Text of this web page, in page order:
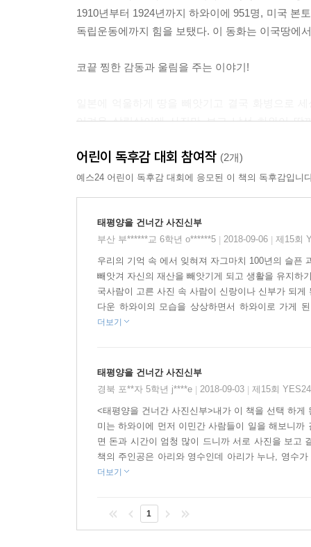
1910년부터 1924년까지 하와이에 951명, 미국 본
독립운동에까지 힘을 보탰다. 이 동화는 이국땅에
코끝 찡한 감동과 울림을 주는 이야기!
어려운 살림살이에 사진만 보고 낯선 하와이
사진신부로 떠나는 누나 얼굴 한 번 보겠다고 몰
힘들게 일해 모은 돈으로 독립 성금까지 내는 사
우리 아이들에게도 큰 울림을 줄 것이다.
우리 아이들에게 들려줘야 할 또 하나의 독립운동사
독립운동이라고 하면 안중근 의사의 하얼빈
손아귀에서 벗어나 독립을 쟁취할 수 있었던 데
사진신부를 통해 우리 아이들이 색다른 독립운동
풍성한 부록으로 실제 역사 공부까지!
이 책은 실제 역사 속에 존재했던 사진신부와 하
알아볼 수 있도록 했다. 부록에는 최초의 하와
어린이 독후감 대회 참여작 (2개)
예스24 어린이 독후감 대회에 응모된 이 책의 독후감입니
태평양을 건너간 사진신부
부산 부******교 6학년 o******5
2018-09-06 제15회
우리의 기억 속 에서 잊혀져 자그마치 100년의 슬픈
빼앗겨 자신의 재산을 빼앗기게 되고 생활을 유지하
국사람이 고른 사진 속 사람이 신랑이나 신부가 되
다운 하와이의 모습을 상상하면서 하와이로 가게
더보기
태평양을 건너간 사진신부
경북 포**자 5학년 j****e
2018-09-03 제15회
<태평양을 건너간 사진신부>내가 이 책을 선택 하
미는 하와이에 먼저 이민간 사람들이 일을 해보니
면 돈과 시간이 엄청 많이 드니까 서로 사진을 보고
책의 주인공은 아리와 영수인데 아리가 누나, 영수
더보기
1